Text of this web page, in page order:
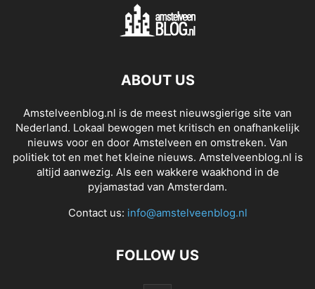
ABOUT US
Amstelveenblog.nl is de meest nieuwsgierige site van
Nederland. Lokaal bewogen met kritisch en onafhankelijk
nieuws voor en door Amstelveen en omstreken. Van
politiek tot en met het kleine nieuws. Amstelveenblog.nl is
altijd aanwezig. Als een wakkere waakhond in de
pyjamastad van Amsterdam.
Contact us: info@amstelveenblog.nl
FOLLOW US